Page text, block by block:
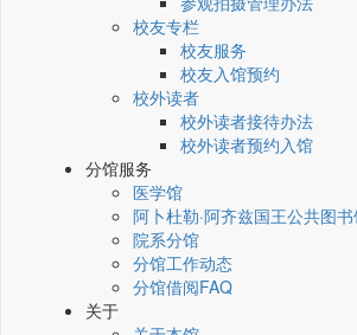
校友专栏
校友服务
校友入馆预约
校外读者
校外读者接待办法
校外读者预约入馆
分馆服务
医学馆
阿卜杜勒·阿齐兹国王公共图
院系分馆
分馆工作动态
分馆借阅FAQ
关于